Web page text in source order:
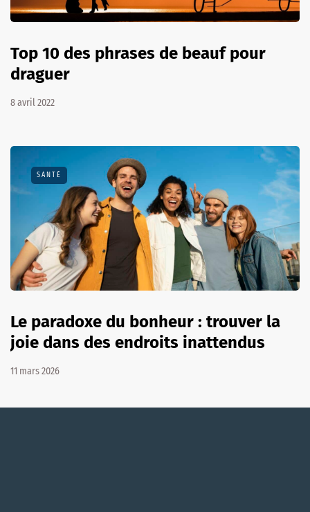
Top 10 des phrases de beauf pour
draguer
8 avril 2022
SANTÉ
Le paradoxe du bonheur : trouver la
joie dans des endroits inattendus
11 mars 2026